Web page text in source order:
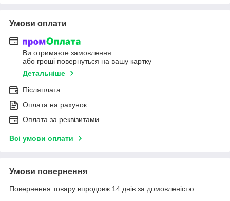
Умови оплати
Ви отримаєте замовлення
або гроші повернуться на вашу картку
Детальніше
Післяплата
Оплата на рахунок
Оплата за реквізитами
Всі умови оплати
Умови повернення
Повернення товару впродовж 14 днів за домовленістю